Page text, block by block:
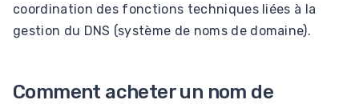
coordination des fonctions techniques liées à la
gestion du DNS (système de noms de domaine).
Comment acheter un nom de